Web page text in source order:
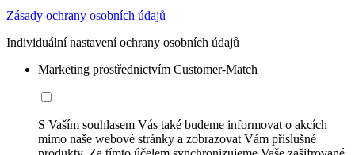
Zásady ochrany osobních údajů
Individuální nastavení ochrany osobních údajů
Marketing prostřednictvím Customer-Match
S Vaším souhlasem Vás také budeme informovat o akcích
mimo naše webové stránky a zobrazovat Vám příslušné